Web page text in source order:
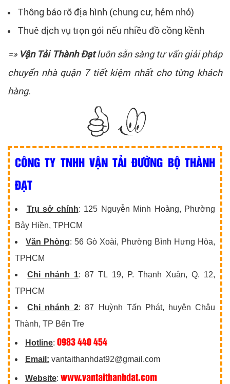
Thông báo rõ địa hình (chung cư, hẻm nhỏ)
Thuê dịch vụ trọn gói nếu nhiều đồ cồng kềnh
=» Vận Tải Thành Đạtluôn sẵn sàng tư vấn giải pháp
chuyển nhà quận 7 tiết kiệm nhất cho từng khách
hàng.
CÔNG TY TNHH VẬN TẢI ĐƯỜNG BỘ THÀNH
ĐẠT
Trụ sở chính: 125 Nguyễn Minh Hoàng, Phường
Bảy Hiền, TPHCM
Văn Phòng: 56 Gò Xoài, Phường Bình Hưng Hòa,
TPHCM
Chi nhánh 1: 87 TL 19, P. Thạnh Xuân, Q. 12,
TPHCM
Chi nhánh 2: 87 Huỳnh Tấn Phát, huyện Châu
Thành, TP Bến Tre
Hotline: 0983 440 454
Email: vantaithanhdat92@gmail.com
Website: www.vantaithanhdat.com